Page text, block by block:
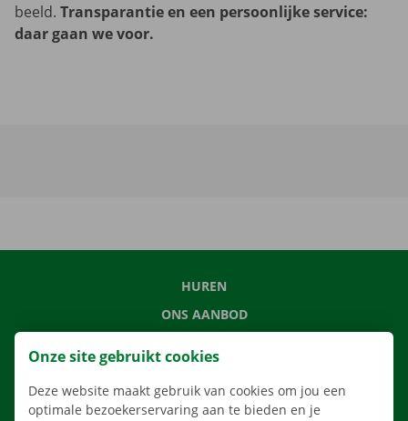
beeld. Transparantie en een persoonlijke service:
daar gaan we voor.
HUREN
ONS AANBOD
APP
Onze site gebruikt cookies
Deze website maakt gebruik van cookies om jou een
optimale bezoekerservaring aan te bieden en je